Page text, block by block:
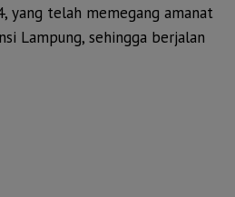
yang telah memegang amanat
Lampung, sehingga berjalan